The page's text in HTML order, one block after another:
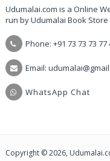
Udumalai.com is a Online
run by Udumalai Book
Phone: +91 73 73 73 77
Email:
WhatsApp Chat
Copyright © 2026,